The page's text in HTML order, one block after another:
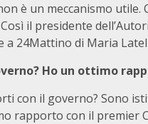
è un meccanismo
Così il presidente
a 24Mattino di Maria
Ho un ottimo
con il governo? Sono
rapporto con il premier